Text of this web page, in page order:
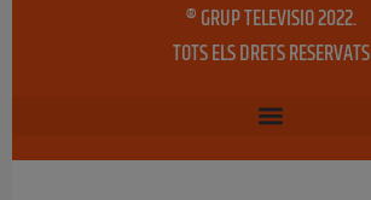
® GRUP TELEVISIO 2022.
TOTS ELS DRETS RESERVATS